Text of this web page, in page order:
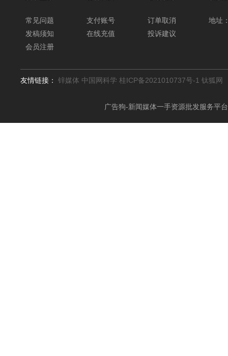
常见问题 支付账号 订单取消
地址
发稿须知
在线充值
投诉建议
会员注册
友情链接： 锌媒体 中国网科学 桂ICP备2021010737号-1 钛狐网
广告狗-新闻媒体一手资源批发服务平